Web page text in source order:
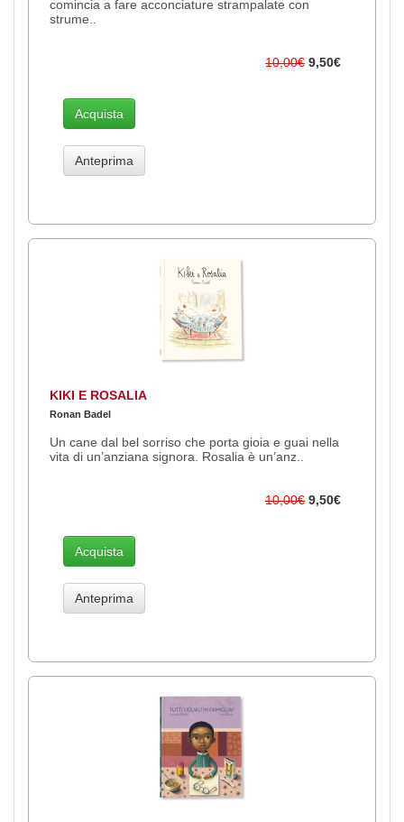
comincia a fare acconciature strampalate con
strume..
10,00€ 9,50€
Acquista
Anteprima
KIKI E ROSALIA
Ronan Badel
Un cane dal bel sorriso che porta gioia e guai nella
vita di un’anziana signora. Rosalia è un’anz..
10,00€ 9,50€
Acquista
Anteprima